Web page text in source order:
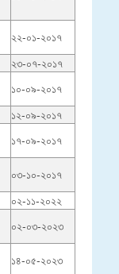
২২-০১-২০১৭
২৩-০৭-২০১৭
১০-০৯-২০১৭
১২-০৯-২০১৭
১৭-০৯-২০১৭
০৩-১০-২০১৭
০২-১১-২০২২
০২-০৩-২০২৩
১৪-০৫-২০২৩